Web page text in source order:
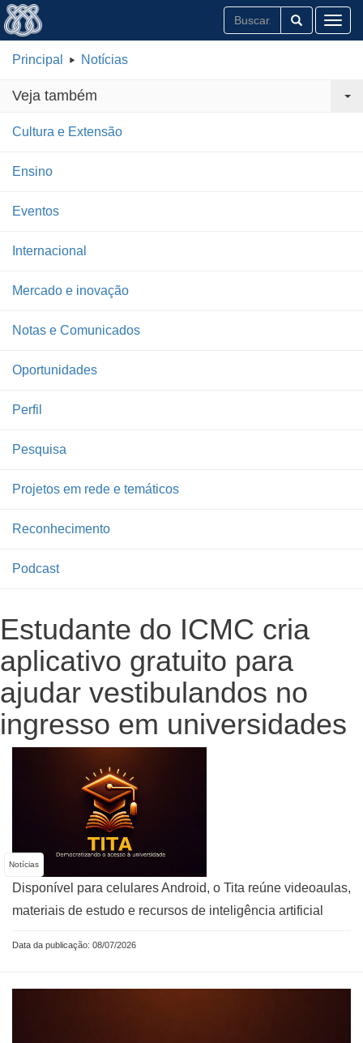
Principal Notícias
Veja também
Cultura e Extensão
Ensino
Eventos
Internacional
Mercado e inovação
Notas e Comunicados
Oportunidades
Perfil
Pesquisa
Projetos em rede e temáticos
Reconhecimento
Podcast
Estudante do ICMC cria
aplicativo gratuito para
ajudar vestibulandos no
ingresso em universidades
Notícias
Disponível para celulares Android, o Tita reúne videoaulas,
materiais de estudo e recursos de inteligência artificial
Data da publicação: 08/07/2026